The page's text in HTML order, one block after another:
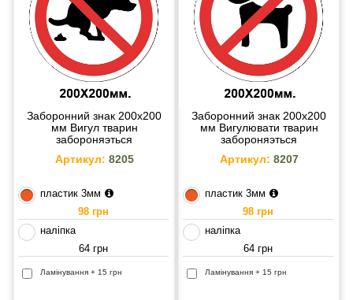
Заборонний знак 200х200
мм Вигул тварин
забороняэться
Артикул: 8205
пластик 3мм
98 грн
наліпка
64 грн
Ламінування + 15 грн
Заборонний знак 200х200
мм Вигулювати тварин
забороняэться
Артикул: 8207
пластик 3мм
98 грн
наліпка
64 грн
Ламінування + 15 грн